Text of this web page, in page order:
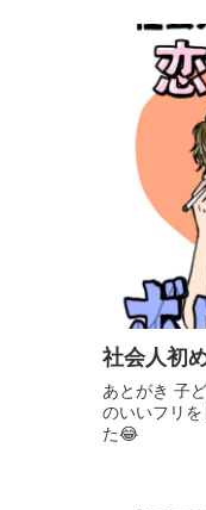
社会人初
あとがき 子
のいいフリ
た😂